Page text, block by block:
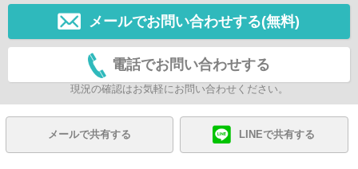
メールでお問い合わせする(無料)
電話でお問い合わせする
現況の確認はお気軽にお問い合わせください。
メールで共有する LINEで共有する